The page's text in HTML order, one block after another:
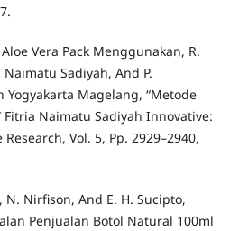
Vera Pack Menggunakan, R.
Sadiyah, And P.
Magelang, “Metode
Fitria Naimatu Sadiyah Innovative:
Vol. 5, Pp. 2929–2940,
N. Nirfison, And E. H. Sucipto,
Penjualan Botol Natural 100ml